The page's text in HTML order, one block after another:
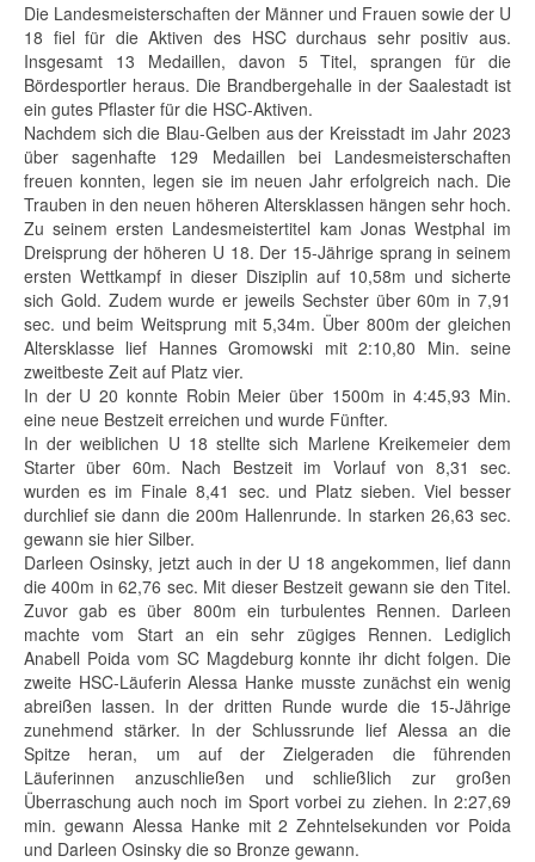
Die Landesmeisterschaften der Männer und Frauen sowie der U
18 fiel für die Aktiven des HSC durchaus sehr positiv aus.
Insgesamt 13 Medaillen, davon 5 Titel, sprangen für die
Bördesportler heraus. Die Brandbergehalle in der Saalestadt ist
ein gutes Pflaster für die HSC-Aktiven.
Nachdem sich die Blau-Gelben aus der Kreisstadt im Jahr 2023
über sagenhafte 129 Medaillen bei Landesmeisterschaften
freuen konnten, legen sie im neuen Jahr erfolgreich nach. Die
Trauben in den neuen höheren Altersklassen hängen sehr hoch.
Zu seinem ersten Landesmeistertitel kam Jonas Westphal im
Dreisprung der höheren U 18. Der 15-Jährige sprang in seinem
ersten Wettkampf in dieser Disziplin auf 10,58m und sicherte
sich Gold. Zudem wurde er jeweils Sechster über 60m in 7,91
sec. und beim Weitsprung mit 5,34m. Über 800m der gleichen
Altersklasse lief Hannes Gromowski mit 2:10,80 Min. seine
zweitbeste Zeit auf Platz vier.
In der U 20 konnte Robin Meier über 1500m in 4:45,93 Min.
eine neue Bestzeit erreichen und wurde Fünfter.
In der weiblichen U 18 stellte sich Marlene Kreikemeier dem
Starter über 60m. Nach Bestzeit im Vorlauf von 8,31 sec.
wurden es im Finale 8,41 sec. und Platz sieben. Viel besser
durchlief sie dann die 200m Hallenrunde. In starken 26,63 sec.
gewann sie hier Silber.
Darleen Osinsky, jetzt auch in der U 18 angekommen, lief dann
die 400m in 62,76 sec. Mit dieser Bestzeit gewann sie den Titel.
Zuvor gab es über 800m ein turbulentes Rennen. Darleen
machte vom Start an ein sehr zügiges Rennen. Lediglich
Anabell Poida vom SC Magdeburg konnte ihr dicht folgen. Die
zweite HSC-Läuferin Alessa Hanke musste zunächst ein wenig
abreißen lassen. In der dritten Runde wurde die 15-Jährige
zunehmend stärker. In der Schlussrunde lief Alessa an die
Spitze heran, um auf der Zielgeraden die führenden
Läuferinnen anzuschließen und schließlich zur großen
Überraschung auch noch im Sport vorbei zu ziehen. In 2:27,69
min. gewann Alessa Hanke mit 2 Zehntelsekunden vor Poida
und Darleen Osinsky die so Bronze gewann.